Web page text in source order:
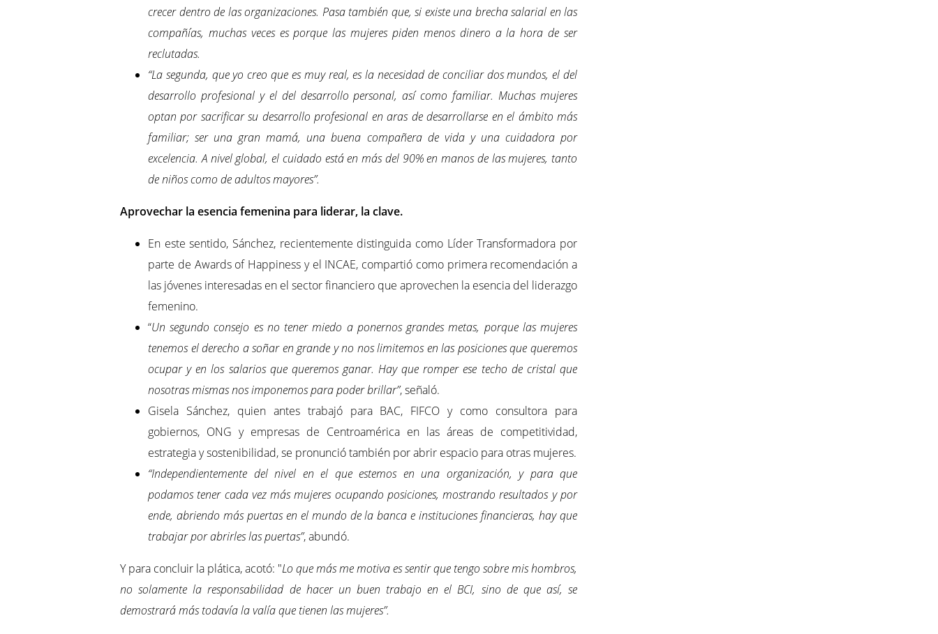
crecer dentro de las organizaciones. Pasa también que, si existe una brecha salarial en las
compañías, muchas veces es porque las mujeres piden menos dinero a la hora de ser
reclutadas.
“La segunda, que yo creo que es muy real, es la necesidad de conciliar dos mundos, el del
desarrollo profesional y el del desarrollo personal, así como familiar. Muchas mujeres
optan por sacrificar su desarrollo profesional en aras de desarrollarse en el ámbito más
familiar; ser una gran mamá, una buena compañera de vida y una cuidadora por
excelencia. A nivel global, el cuidado está en más del 90% en manos de las mujeres, tanto
de niños como de adultos mayores”.
Aprovechar la esencia femenina para liderar, la clave.
En este sentido, Sánchez, recientemente distinguida como Líder Transformadora por
parte de Awards of Happiness y el INCAE, compartió como primera recomendación a
las jóvenes interesadas en el sector financiero que aprovechen la esencia del liderazgo
femenino.
“Un segundo consejo es no tener miedo a ponernos grandes metas, porque las mujeres
tenemos el derecho a soñar en grande y no nos limitemos en las posiciones que queremos
ocupar y en los salarios que queremos ganar. Hay que romper ese techo de cristal que
nosotras mismas nos imponemos para poder brillar”, señaló.
Gisela Sánchez, quien antes trabajó para BAC, FIFCO y como consultora para
gobiernos, ONG y empresas de Centroamérica en las áreas de competitividad,
estrategia y sostenibilidad, se pronunció también por abrir espacio para otras mujeres.
“Independientemente del nivel en el que estemos en una organización, y para que
podamos tener cada vez más mujeres ocupando posiciones, mostrando resultados y por
ende, abriendo más puertas en el mundo de la banca e instituciones financieras, hay que
trabajar por abrirles las puertas”, abundó.
Y para concluir la plática, acotó: "Lo que más me motiva es sentir que tengo sobre mis hombros,
no solamente la responsabilidad de hacer un buen trabajo en el BCI, sino de que así, se
demostrará más todavía la valía que tienen las mujeres”.